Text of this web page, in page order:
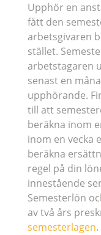
Upphör en
fått den
arbetsgivaren
stället.
arbetstagaren
senast en
upphörande.
till att
beräkna inom
inom en vecka
beräkna
regel på din
innestående
Semesterlön
av två års
semesterlagen.